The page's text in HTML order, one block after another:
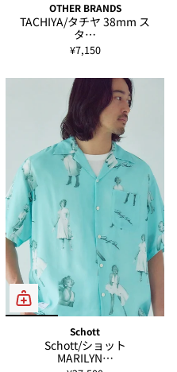
OTHER BRANDS
TACHIYA/タチヤ 38mm ス
タ…
¥7,150
Schott
Schott/ショット
MARILYN…